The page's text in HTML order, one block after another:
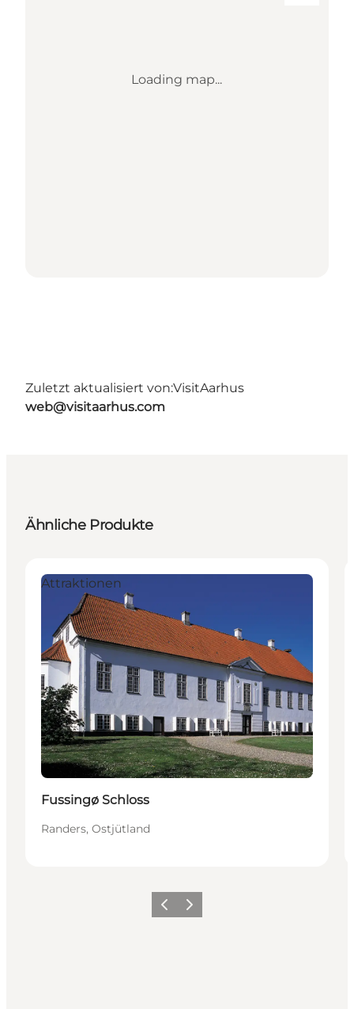
Loading map...
Zuletzt aktualisiert von:VisitAarhus
web@visitaarhus.com
Ähnliche Produkte
Attraktionen
Fussingø Schloss
Randers, Ostjütland
ZurückWeiter